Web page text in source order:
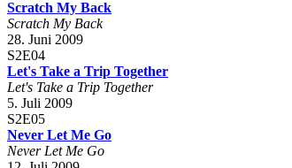
Scratch My Back
Scratch My Back
28. Juni 2009
S2E04
Let's Take a Trip Together
Let's Take a Trip Together
5. Juli 2009
S2E05
Never Let Me Go
Never Let Me Go